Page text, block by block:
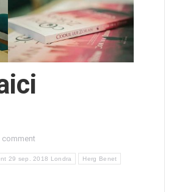
comment
29 sep. 2018 Londra Herg Benet